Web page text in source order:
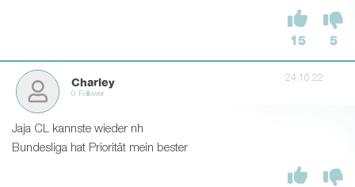
15 5
Charley
0 Follower
24.10.22
Jaja CL kannste wieder nh
Bundesliga hat Priorität mein bester